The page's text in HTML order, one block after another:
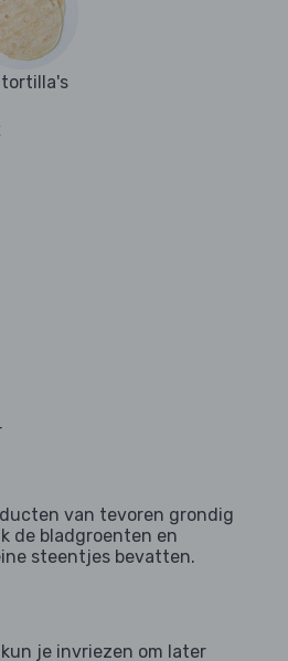
tortilla's
van tevoren grondig
de bladgroenten en
steentjes bevatten.
je invriezen om later